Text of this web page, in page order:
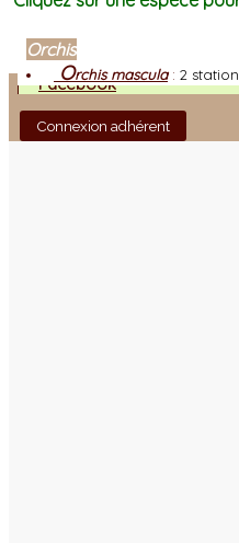
Facebook
Connexion adhérent
Orchis
Orchis mascula: 2